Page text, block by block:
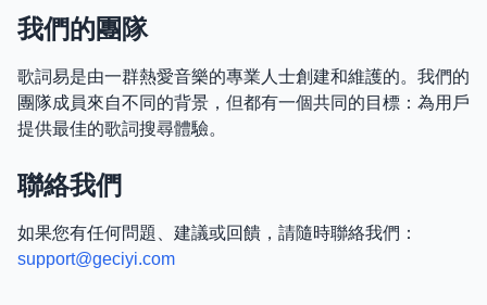
我們的團隊
歌詞易是由一群熱愛音樂的專業人士創建和維護的。我們的
團隊成員來自不同的背景，但都有一個共同的目標：為用戶
提供最佳的歌詞搜尋體驗。
聯絡我們
如果您有任何問題、建議或回饋，請隨時聯絡我們：
support@geciyi.com